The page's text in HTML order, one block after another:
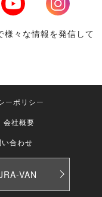
Youtube
Instagram
様々な情報を発信して
ーポリシー
会社概要
い合わせ
VAN